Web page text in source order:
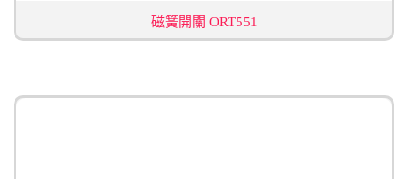
磁簧開關 ORT551